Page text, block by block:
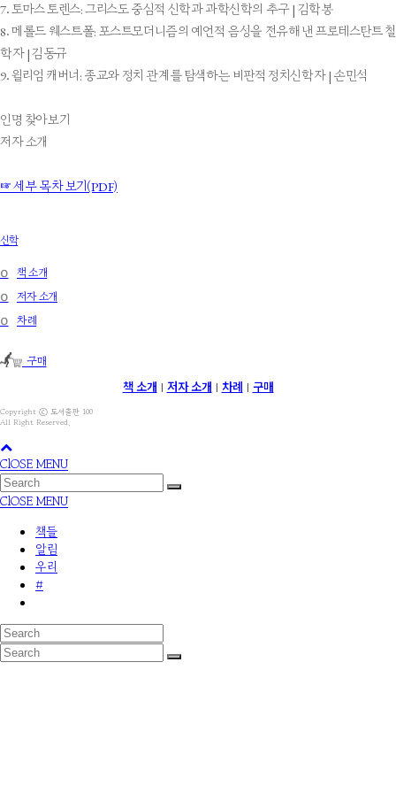
7. 토마스 토렌스: 그리스도 중심적 신학과 과학신학의 추구 | 김학봉
8. 메롤드 웨스트폴: 포스트모더니즘의 예언적 음성을 전유해 낸 프로테스탄트 철
학자 | 김동규
9. 윌리엄 캐버너: 종교와 정치 관계를 탐색하는 비판적 정치신학자 | 손민석
인명 찾아보기
저자 소개
☞ 세부 목차 보기(PDF)
신학
໐ 책 소개
໐ 저자 소개
໐ 차례
구매
책 소개 | 저자 소개 | 차례 | 구매
Copyright ⓒ 도서출판 100
All Right Reserved.
ClOSE MENU
ClOSE MENU
책들
알림
우리
#